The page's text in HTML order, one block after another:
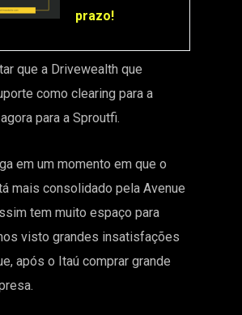
prazo!
que a Drivewealth que
como clearing para a
para a Sproutfi.
em um momento em que o
mais consolidado pela Avenue
tem muito espaço para
visto grandes insatisfações
após o Itaú comprar grande